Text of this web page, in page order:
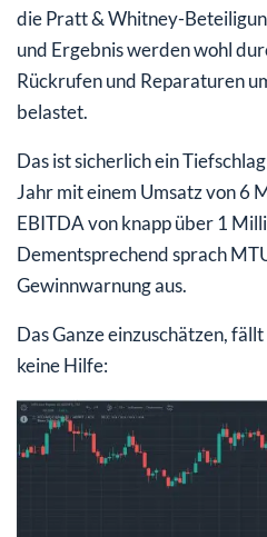
die Pratt & Whitney-
und Ergebnis werden wohl
Rückrufen und Reparaturen
belastet.
Das ist sicherlich ein
Jahr mit einem Umsatz von 6
EBITDA von knapp über 1
Dementsprechend sprach
Gewinnwarnung aus.
Das Ganze einzuschätzen,
keine Hilfe: